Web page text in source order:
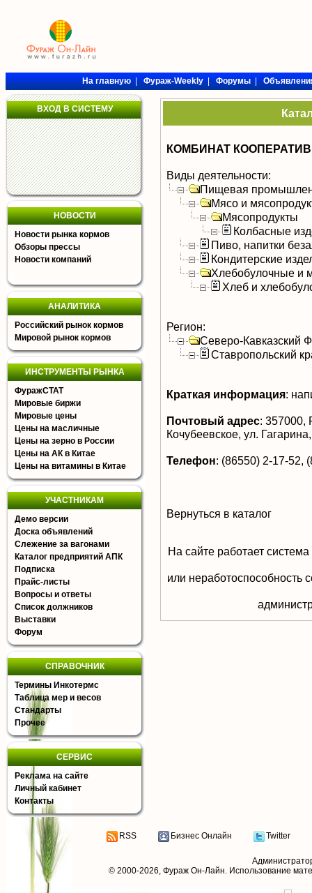
На главную|Фураж-Weekly|Форумы|
ВХОД В СИСТЕМУ
НОВОСТИ
Новости рынка кормов
Обзоры прессы
Новости компаний
АНАЛИТИКА
Российский рынок кормов
Мировой рынок кормов
ИНСТРУМЕНТЫ РЫНКА
ФуражСТАТ
Мировые биржи
Мировые цены
Цены на масличные
Цены на зерно в России
Цены на АК в Китае
Цены на витамины в Китае
УЧАСТНИКАМ
Демо версии
Доска объявлений
Слежение за вагонами
Каталог предприятий АПК
Подписка
Прайс-листы
Вопросы и ответы
Список должников
Выставки
Форум
СПРАВОЧНИК
Термины Инкотермс
Таблица мер и весов
Стандарты
Прочее
СЕРВИС
Реклама на сайте
Личный кабинет
Контакты
КОМБИНАТ
Виды деятельности:
Пищевая
Мясо и
Мясопродукты
Колбасные
Пиво, напитки
Кондитерские
Хлебобулочные и
Хлеб и
Регион:
Северо-Кавказский
Ставропольский
Краткая информация:
Почтовый адрес: 357000,
Кочубеевское, ул.
Телефон: (86550) 2-17-52,
Вернуться в каталог
На сайте работает
или неработоспособность
RSS Бизнес Онлайн Twitter
© 2000-2026, Фураж Он-Лайн. Использование